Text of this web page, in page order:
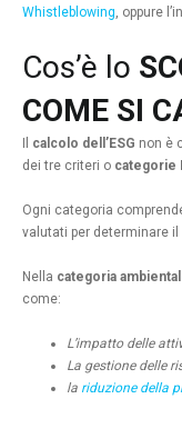
Whistleblowing, oppure
Cos’è lo
COME SI
calcolo dell’ESG non è
dei tre criteri o categorie
Ogni categoria
valutati per determinare il
Nella categoria
come:
L’impatto delle
La gestione delle
la riduzione della